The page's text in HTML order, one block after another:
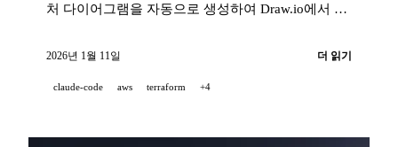
처 다이어그램을 자동으로 생성하여 Draw.io에서 바
2026년 1월 11일 더 읽기
claude-code aws terraform +4